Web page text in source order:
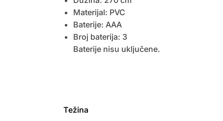
Materijal: PVC
Baterije: AAA
Broj baterija: 3
Baterije nisu uključene.
Težina